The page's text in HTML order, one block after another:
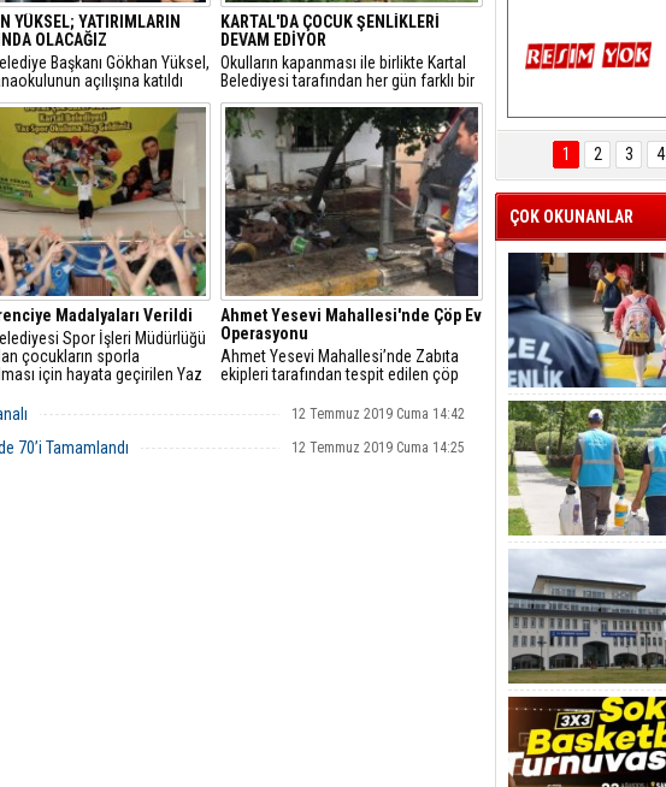
YÜKSEL; YATIRIMLARIN
OLACAĞIZ
Başkanı Gökhan Yüksel,
açılışına katıldı
KARTAL'DA ÇOCUK ŞENLİKLERİ
DEVAM EDİYOR
Okulların kapanması ile birlikte Kartal
Belediyesi tarafından her gün farklı bir
mahalleye kurulan “Mahallede Şenlik
Var” panayırı, ilçede yaşayan
çocukların yaz tatiline renk ve eğlence
katmaya devam ediyor.
Madalyaları Verildi
Spor İşleri Müdürlüğü
çocukların sporla
için hayata geçirilen Yaz
150 öğrenci,
aldı.
Ahmet Yesevi Mahallesi'nde Çöp Ev
Operasyonu
Ahmet Yesevi Mahallesi’nde Zabıta
ekipleri tarafından tespit edilen çöp
Müdürlüğü ve Temizlik İşleri Müdürlüğü
dezenfekte edildi. Son 2 yılda bu
12 Temmuz 2019 Cuma 14:42
70’i Tamamlandı 12 Temmuz 2019 Cuma 14:25
KARTAL ENGELSİZ
YAŞAM FESTİVALİ
KONSERİ
İZLEYİCİLERİ MEST
1 2 3 4
ÇOK OKUNANLAR